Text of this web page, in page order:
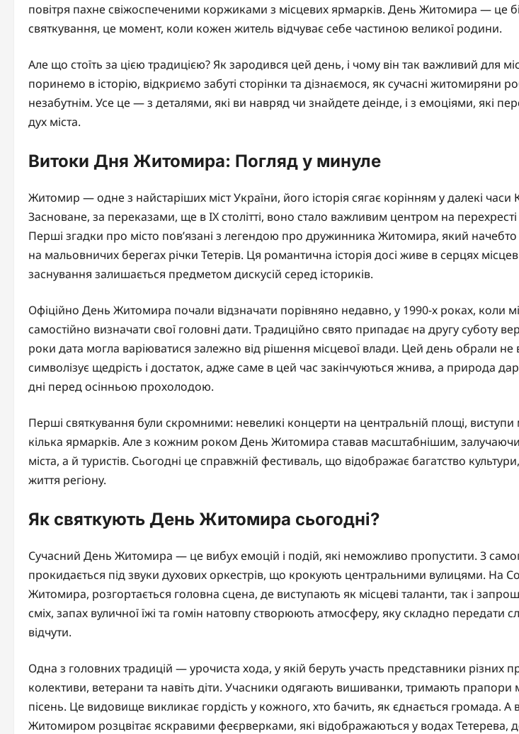
повітря пахне свіжоспеченими коржиками з місцевих ярмарків. День Житомира — це
святкування, це момент, коли кожен житель відчуває себе частиною великої родини.
Але що стоїть за цією традицією? Як зародився цей день, і чому він так важливий для
поринемо в історію, відкриємо забуті сторінки та дізнаємося, як сучасні житомиряни
незабутнім. Усе це — з деталями, які ви навряд чи знайдете деінде, і з емоціями, які
дух міста.
Витоки Дня Житомира: Погляд у минуле
Житомир — одне з найстаріших міст України, його історія сягає корінням у далекі часи
Засноване, за переказами, ще в IX столітті, воно стало важливим центром на
Перші згадки про місто пов’язані з легендою про дружинника Житомира, який
на мальовничих берегах річки Тетерів. Ця романтична історія досі живе в серцях
заснування залишається предметом дискусій серед істориків.
Офіційно День Житомира почали відзначати порівняно недавно, у 1990-х роках, коли
самостійно визначати свої головні дати. Традиційно свято припадає на другу суботу
роки дата могла варіюватися залежно від рішення місцевої влади. Цей день обрали
символізує щедрість і достаток, адже саме в цей час закінчуються жнива, а природа
дні перед осінньою прохолодою.
Перші святкування були скромними: невеликі концерти на центральній площі, виступи
кілька ярмарків. Але з кожним роком День Житомира ставав масштабнішим,
міста, а й туристів. Сьогодні це справжній фестиваль, що відображає багатство культури,
життя регіону.
Як святкують День Житомира сьогодні?
Сучасний День Житомира — це вибух емоцій і подій, які неможливо пропустити. З
прокидається під звуки духових оркестрів, що крокують центральними вулицями. На
Житомира, розгортається головна сцена, де виступають як місцеві таланти, так і
сміх, запах вуличної їжі та гомін натовпу створюють атмосферу, яку складно передати
відчути.
Одна з головних традицій — урочиста хода, у якій беруть участь представники різних
колективи, ветерани та навіть діти. Учасники одягають вишиванки, тримають прапори
пісень. Це видовище викликає гордість у кожного, хто бачить, як єднається громада. А
Житомиром розцвітає яскравими феєрверками, які відображаються у водах Тетерева,